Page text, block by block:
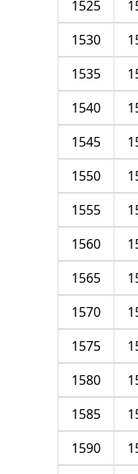
1525
1530
1535
1540
1545
1550
1555
1560
1565
1570
1575
1580
1585
1590